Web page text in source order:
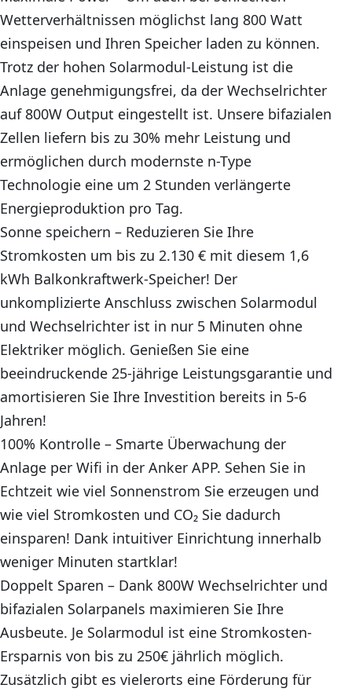
Wetterverhältnissen möglichst lang 800 Watt
einspeisen und Ihren Speicher laden zu können.
Trotz der hohen Solarmodul-Leistung ist die
Anlage genehmigungsfrei, da der Wechselrichter
auf 800W Output eingestellt ist. Unsere bifazialen
Zellen liefern bis zu 30% mehr Leistung und
ermöglichen durch modernste n-Type
Technologie eine um 2 Stunden verlängerte
Energieproduktion pro Tag.
Sonne speichern – Reduzieren Sie Ihre
Stromkosten um bis zu 2.130 € mit diesem 1,6
kWh Balkonkraftwerk-Speicher! Der
unkomplizierte Anschluss zwischen Solarmodul
und Wechselrichter ist in nur 5 Minuten ohne
Elektriker möglich. Genießen Sie eine
beeindruckende 25-jährige Leistungsgarantie und
amortisieren Sie Ihre Investition bereits in 5-6
Jahren!
100% Kontrolle – Smarte Überwachung der
Anlage per Wifi in der Anker APP. Sehen Sie in
Echtzeit wie viel Sonnenstrom Sie erzeugen und
wie viel Stromkosten und CO₂ Sie dadurch
einsparen! Dank intuitiver Einrichtung innerhalb
weniger Minuten startklar!
Doppelt Sparen – Dank 800W Wechselrichter und
bifazialen Solarpanels maximieren Sie Ihre
Ausbeute. Je Solarmodul ist eine Stromkosten-
Ersparnis von bis zu 250€ jährlich möglich.
Zusätzlich gibt es vielerorts eine Förderung für